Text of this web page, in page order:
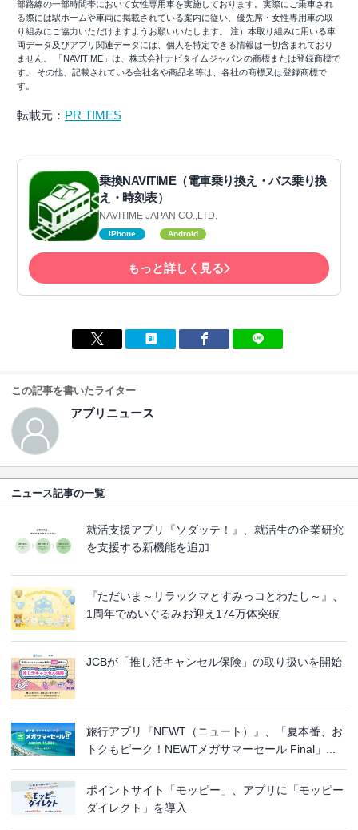
部路線の一部時間帯において女性専用車を実施しております。実際にご乗車され
る際には駅ホームや車両に掲載されている案内に従い、優先席・女性専用車の取
り組みにご協力いただけますようお願いいたします。 注）本取り組みに用いる車
両データ及びアプリ関連データには、個人を特定できる情報は一切含まれており
ません。 「NAVITIME」は、株式会社ナビタイムジャパンの商標または登録商標で
す。 その他、記載されている会社名や商品名等は、各社の商標又は登録商標で
す。
転載元： PR TIMES
乗換NAVITIME（電車乗り換え・バス乗り換
え・時刻表）
NAVITIME JAPAN CO.,LTD.
iPhone Android
もっと詳しく見る
この記事を書いたライター
アプリニュース
ニュース記事の一覧
就活支援アプリ『ソダッテ！』、就活生の企業研究
を支援する新機能を追加
『ただいま～リラックマとすみっコとわたし～』、
1周年でぬいぐるみお迎え174万体突破
JCBが「推し活キャンセル保険」の取り扱いを開始
旅行アプリ『NEWT（ニュート）』、「夏本番、お
トクもピーク！NEWTメガサマーセール Final」...
ポイントサイト「モッピー」、アプリに「モッピー
ダイレクト」を導入